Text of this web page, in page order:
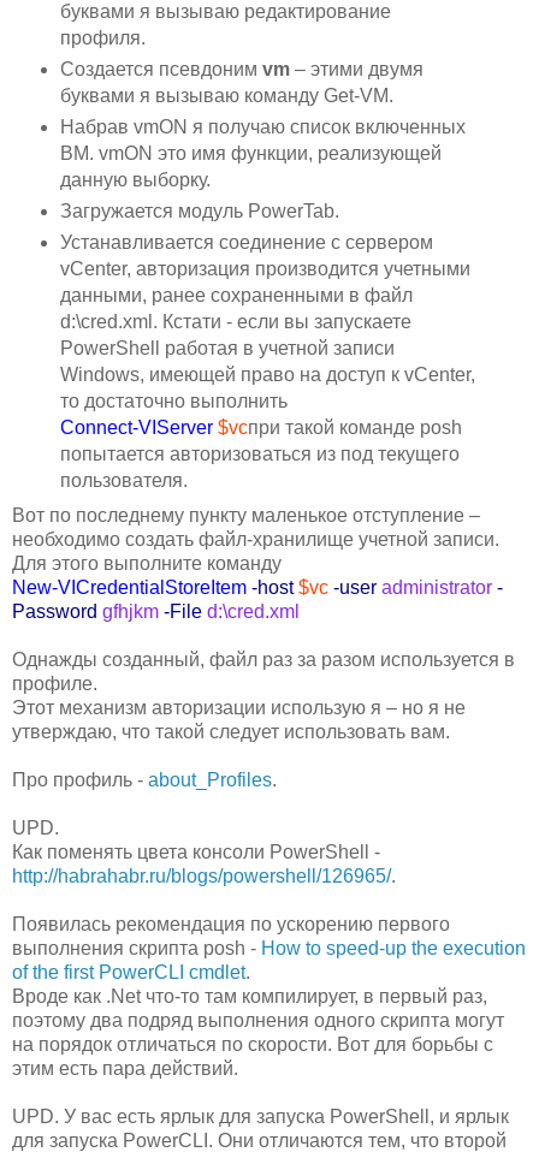
буквами я вызываю редактирование
профиля.
Создается псевдоним vm– этими двумя
буквами я вызываю команду Get-VM.
Набрав vmON я получаю список включенных
ВМ. vmON это имя функции, реализующей
данную выборку.
Загружается модуль PowerTab.
Устанавливается соединение с сервером
vCenter, авторизация производится учетными
данными, ранее сохраненными в файл
d:\cred.xml. Кстати - если вы запускаете
PowerShell работая в учетной записи
Windows, имеющей право на доступ к vCenter,
то достаточно выполнить
Connect-VIServer $vcпри такой команде posh
попытается авторизоваться из под текущего
пользователя.
Вот по последнему пункту маленькое отступление –
необходимо создать файл-хранилище учетной записи.
Для этого выполните команду
New-VICredentialStoreItem -host $vc -user administrator -
Password gfhjkm -File d:\cred.xml
Однажды созданный, файл раз за разом используется в
профиле.
Этот механизм авторизации использую я – но я не
утверждаю, что такой следует использовать вам.
Про профиль - about_Profiles.
UPD.
Как поменять цвета консоли PowerShell -
http://habrahabr.ru/blogs/powershell/126965/.
Появилась рекомендация по ускорению первого
выполнения скрипта posh - How to speed-up the execution
of the first PowerCLI cmdlet.
Вроде как .Net что-то там компилирует, в первый раз,
поэтому два подряд выполнения одного скрипта могут
на порядок отличаться по скорости. Вот для борьбы с
этим есть пара действий.
UPD. У вас есть ярлык для запуска PowerShell, и ярлык
для запуска PowerCLI. Они отличаются тем, что второй